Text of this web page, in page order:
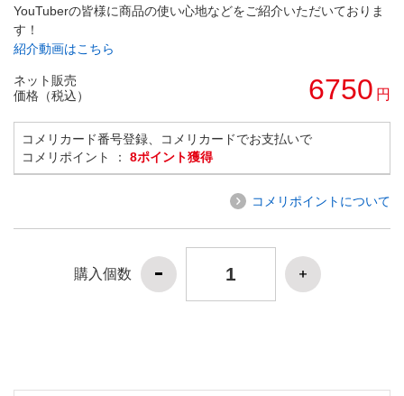
YouTuberの皆様に商品の使い心地などをご紹介いただいておりま
す！
紹介動画はこちら
ネット販売
価格（税込）
6750 円
コメリカード番号登録、コメリカードでお支払いで
コメリポイント ： 8ポイント獲得
コメリポイントについて
購入個数